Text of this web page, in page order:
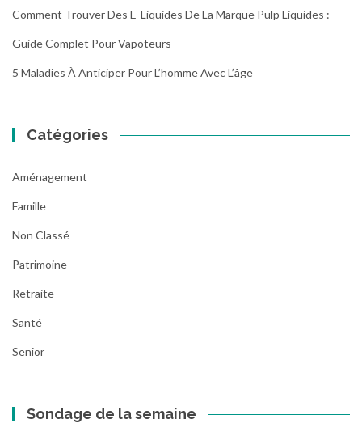
Comment Trouver Des E-Liquides De La Marque Pulp Liquides :
Guide Complet Pour Vapoteurs
5 Maladies À Anticiper Pour L’homme Avec L’âge
Catégories
Aménagement
Famille
Non Classé
Patrimoine
Retraite
Santé
Senior
Sondage de la semaine